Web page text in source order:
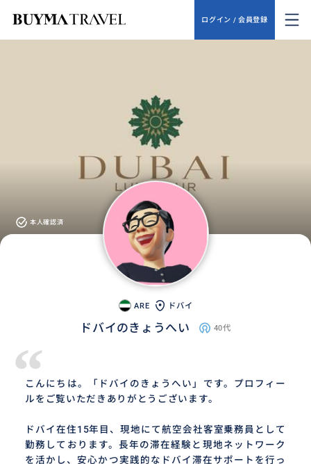
ログイン / 会員登録
本人確認済
ARE ドバイ
ドバイのきょうへい 40代
“
こんにちは。「ドバイのきょうへい」です。プロフィー
ルをご覧いただきありがとうございます。
ドバイ在住15年目、現地にて航空会社客室乗務員として
勤務しております。長年の滞在経験と現地ネットワーク
を活かし、安心かつ実践的なドバイ滞在サポートを行っ